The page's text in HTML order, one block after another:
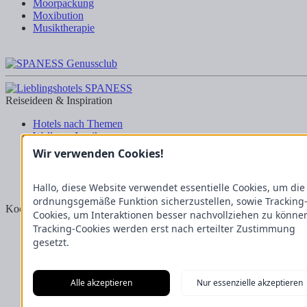
Moorpackung
Moxibution
Musiktherapie
Reiseideen & Inspiration
Hotels nach Themen
Wellness-Lexikon
Business-Lexikon
Urlaubsregionen in Deutschland
Wanderrouten
Kooperation & Zusammenarbeit
Kundenbereich
Presse
Kooperation/Zusammenarbeit
Service/Partner
Blogger-Datenbank
Wir verwenden Cookies!
Hallo, diese Website verwendet essentielle Cookies, um die
ordnungsgemäße Funktion sicherzustellen, sowie Tracking-
Cookies, um Interaktionen besser nachvollziehen zu
Tracking-Cookies werden erst nach erteilter Zustimmung
gesetzt.
Alle akzeptieren Nur essenzielle akzeptieren